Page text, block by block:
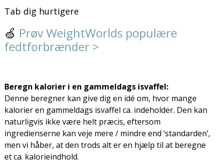
Tab dig hurtigere
🍏 Prøv WeightWorlds populære
fedtforbrænder >
Beregn kalorier i en gammeldags isvaffel:
Denne beregner kan give dig en idé om, hvor mange
kalorier en gammeldags isvaffel ca. indeholder. Den kan
naturligvis ikke være helt præcis, eftersom
ingredienserne kan veje mere / mindre end ‘standarden’,
men vi håber, at den trods alt er en hjælp til at beregne
et ca. kalorieindhold.